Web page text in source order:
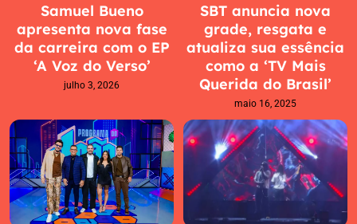
Samuel Bueno
apresenta nova fase
da carreira com o EP
‘A Voz do Verso’
julho 3, 2026
SBT anuncia nova
grade, resgata e
atualiza sua essência
como a ‘TV Mais
Querida do Brasil’
maio 16, 2025